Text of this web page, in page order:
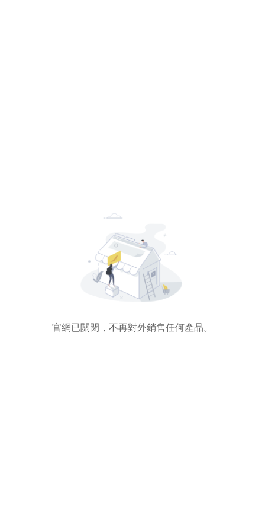
官網已關閉，不再對外銷售任何產品。